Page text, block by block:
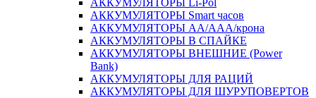
АККУМУЛЯТОРЫ Li-Pol
АККУМУЛЯТОРЫ Smart часов
АККУМУЛЯТОРЫ АА/ААА/крона
АККУМУЛЯТОРЫ В СПАЙКЕ
АККУМУЛЯТОРЫ ВНЕШНИЕ (Power
Bank)
АККУМУЛЯТОРЫ ДЛЯ РАЦИЙ
АККУМУЛЯТОРЫ ДЛЯ ШУРУПОВЕРТОВ